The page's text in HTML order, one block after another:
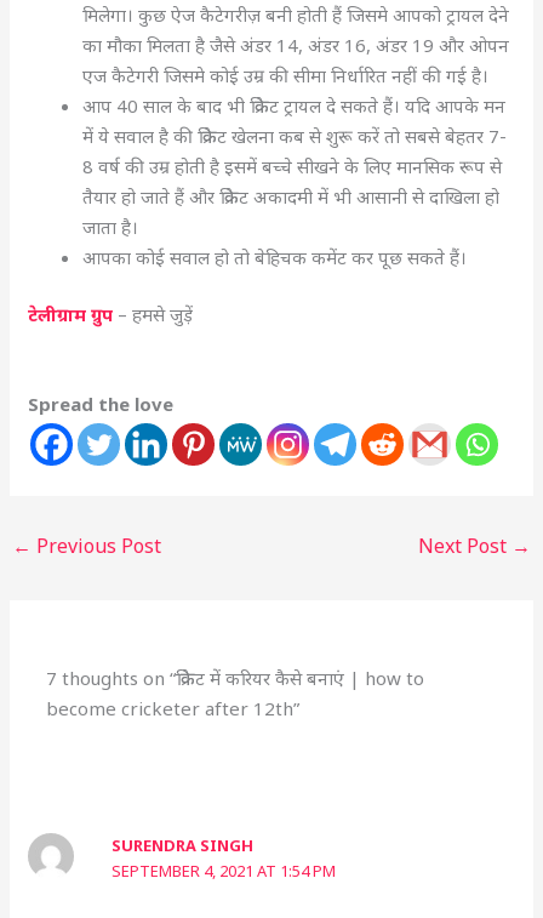
मिलेगा। कुछ ऐज कैटेगरीज़ बनी होती हैं जिसमे आपको ट्रायल देने
का मौका मिलता है जैसे अंडर 14, अंडर 16, अंडर 19 और ओपन
एज कैटेगरी जिसमे कोई उम्र की सीमा निर्धारित नहीं की गई है।
आप 40 साल के बाद भी क्रिकेट ट्रायल दे सकते हैं। यदि आपके मन
में ये सवाल है की क्रिकेट खेलना कब से शुरू करें तो सबसे बेहतर 7-
8 वर्ष की उम्र होती है इसमें बच्चे सीखने के लिए मानसिक रूप से
तैयार हो जाते हैं और क्रिकेट अकादमी में भी आसानी से दाखिला हो
जाता है।
आपका कोई सवाल हो तो बेहिचक कमेंट कर पूछ सकते हैं।
टेलीग्राम ग्रुप – हमसे जुड़ें
Spread the love
← Previous Post Next Post →
7 thoughts on “क्रिकेट में करियर कैसे बनाएं | how to
become cricketer after 12th”
SURENDRA SINGH
SEPTEMBER 4, 2021 AT 1:54 PM